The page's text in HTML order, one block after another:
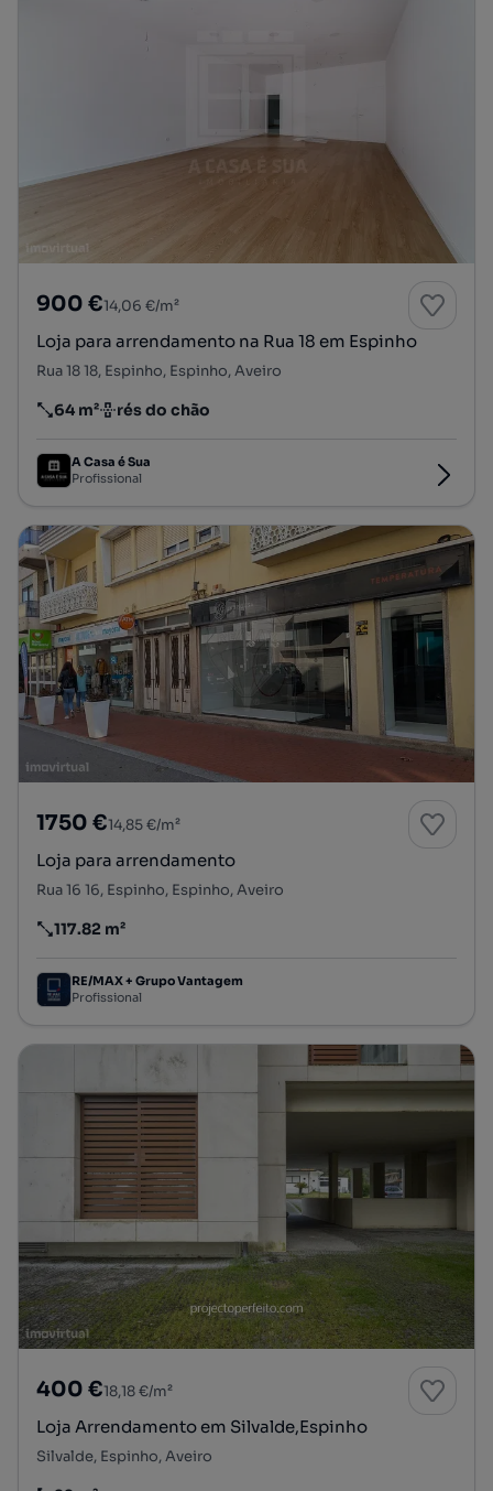
900 €14,06 €/m²
Loja para arrendamento na Rua 18 em Espinho
Rua 18 18, Espinho, Espinho, Aveiro
Preço por metro quadrado
64 m²
Andar rés do chão
A Casa é Sua
Profissional
1750 €14,85 €/m²
Loja para arrendamento
Rua 16 16, Espinho, Espinho, Aveiro
Preço por metro quadrado
117.82 m²
RE/MAX + Grupo Vantagem
Profissional
400 €18,18 €/m²
Loja Arrendamento em Silvalde,Espinho
Silvalde, Espinho, Aveiro